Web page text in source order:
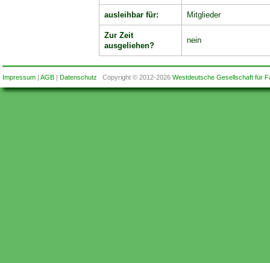
ausleihbar für: Mitglieder
Zur Zeit
ausgeliehen?
nein
Impressum| AGB| Datenschutz Copyright © 2012-2026 Westdeutsche Gesellschaft für